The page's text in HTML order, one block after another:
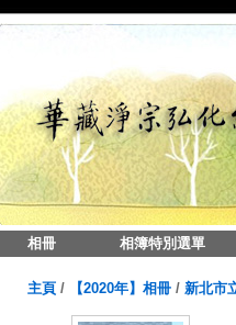
相冊 相簿特別選單
主頁/ 【2020年】相冊/ 新北市